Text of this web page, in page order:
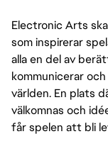
Electronic Arts
som inspirerar
alla en del av
kommunicerar
världen. En plats
välkomnas och
får spelen att bli